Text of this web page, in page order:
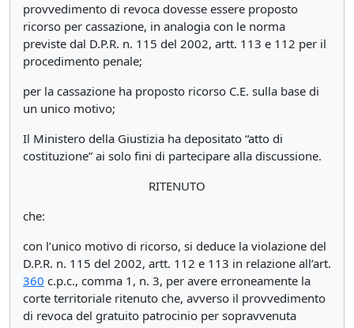
provvedimento di revoca dovesse essere proposto
ricorso per cassazione, in analogia con le norma
previste dal D.P.R. n. 115 del 2002, artt. 113 e 112 per il
procedimento penale;
per la cassazione ha proposto ricorso C.E. sulla base di
un unico motivo;
Il Ministero della Giustizia ha depositato “atto di
costituzione” ai solo fini di partecipare alla discussione.
RITENUTO
che:
con l’unico motivo di ricorso, si deduce la violazione del
D.P.R. n. 115 del 2002, artt. 112 e 113 in relazione all’art.
360 c.p.c., comma 1, n. 3, per avere erroneamente la
corte territoriale ritenuto che, avverso il provvedimento
di revoca del gratuito patrocinio per sopravvenuta